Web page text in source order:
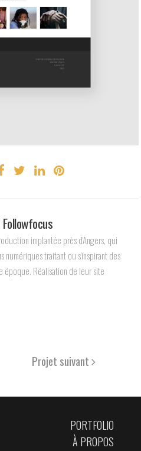
implantée près d’Angers, qui
traitant ou s’inspirant des
époque. Réalisation de leur site
Projet suivant
PORTFOLIO
À PROPOS